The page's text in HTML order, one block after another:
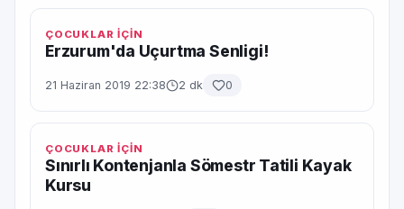
ÇOCUKLAR İÇİN
Erzurum'da Uçurtma Senligi!
21 Haziran 2019 22:38 2 dk 0
ÇOCUKLAR İÇİN
Sınırlı Kontenjanla Sömestr Tatili Kayak
Kursu